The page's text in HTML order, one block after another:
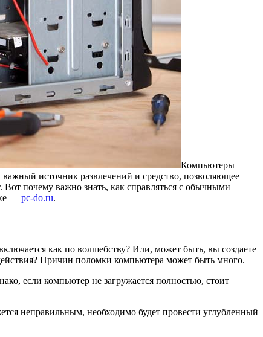
Компьютеры
источник развлечений и средство, позволяющее
почему важно знать, как справляться с обычными
— pc-do.ru.
как по волшебству? Или, может быть, вы создаете
Причин поломки компьютера может быть много.
если компьютер не загружается полностью, стоит
неправильным, необходимо будет провести углубленный